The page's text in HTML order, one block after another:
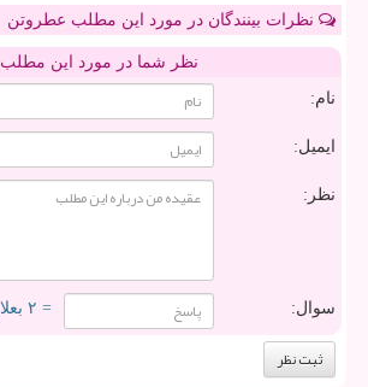
نظرات بینندگان در مورد این مطلب عطروتن
نظر شما در مورد این مطلب
نام:
ایمیل:
نظر:
سوال: = ۲ بعلاوه ۴